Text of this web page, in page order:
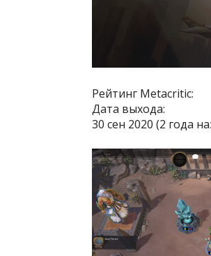
Рейтинг Metacritic:
Дата выхода:
30 сен 2020 (2 года